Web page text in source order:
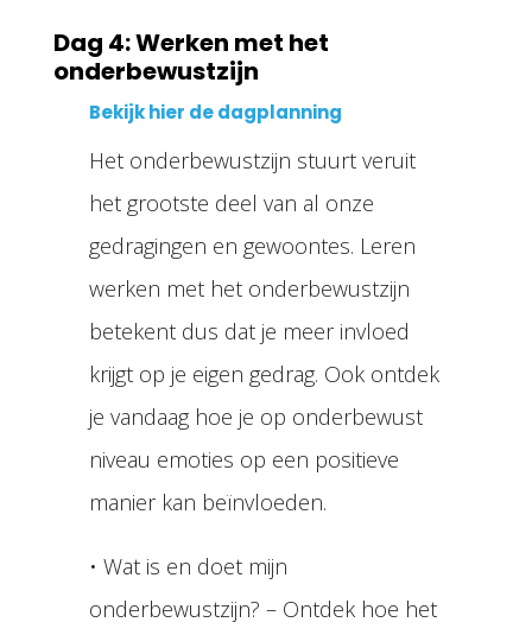
Dag 4: Werken met het
onderbewustzijn
Bekijk hier de dagplanning
Het onderbewustzijn stuurt veruit
het grootste deel van al onze
gedragingen en gewoontes. Leren
werken met het onderbewustzijn
betekent dus dat je meer invloed
krijgt op je eigen gedrag. Ook ontdek
je vandaag hoe je op onderbewust
niveau emoties op een positieve
manier kan beïnvloeden.
• Wat is en doet mijn
onderbewustzijn? – Ontdek hoe het